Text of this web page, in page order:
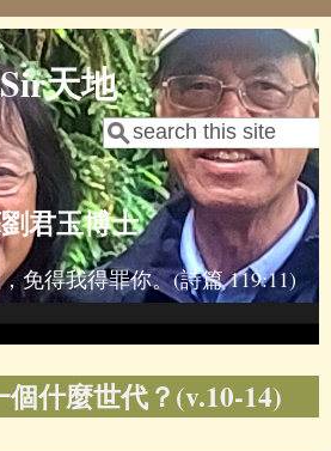
天地
Search form
Search
君玉博士
免得我得罪你。(詩篇 119:11)
什麼世代？(v.10-14)